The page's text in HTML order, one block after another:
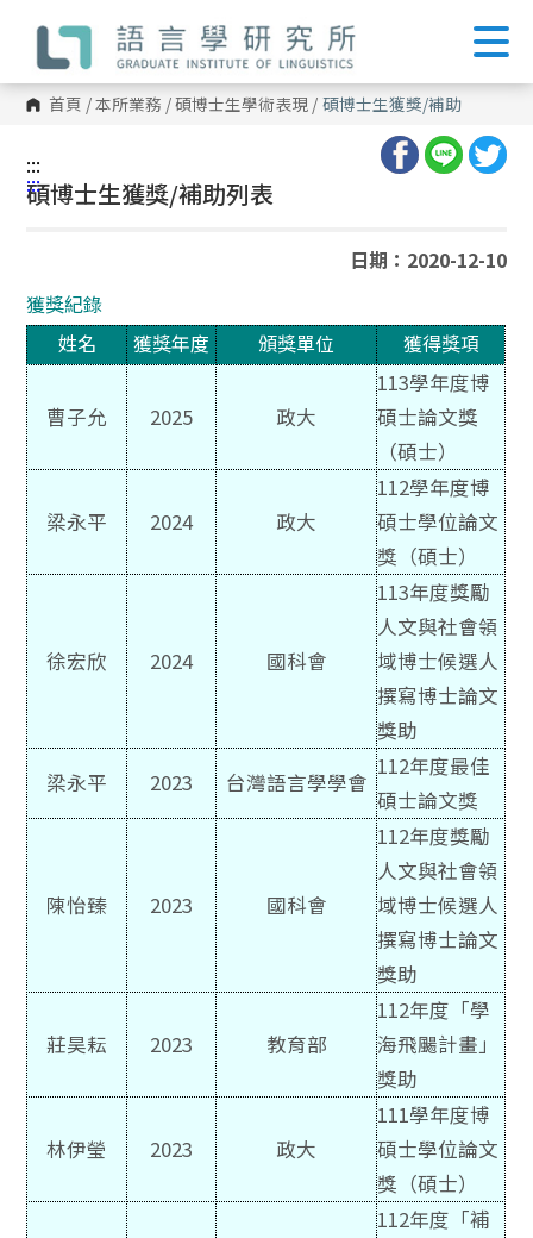
內
容 首頁 /本所業務 /碩博士生學術表現 / 碩博士生獲獎/補助
:::
:::
碩博士生獲獎/補助列表
日期：2020-12-10
獲獎紀錄
姓名
獲獎年度 頒獎單位 獲得獎項
曹子允 2025 政大
113學年度博
碩士論文獎
（碩士）
梁永平 2024 政大
112學年度博
碩士學位論文
獎（碩士）
徐宏欣 2024 國科會
113年度獎勵
人文與社會領
域博士候選人
撰寫博士論文
獎助
梁永平
2023 台灣語言學學會
112年度最佳
碩士論文獎
陳怡臻 2023 國科會
112年度獎勵
人文與社會領
域博士候選人
撰寫博士論文
獎助
莊昊耘 2023 教育部
112年度「學
海飛颺計畫」
獎助
林伊瑩 2023 政大
111學年度博
碩士學位論文
獎（碩士）
112年度「補